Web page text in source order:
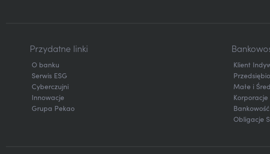
Przydatne linki
O banku
Serwis ESG
Cyberczujni
Innowacje
Grupa Pekao
Klient
Małe i
Korporacje
Obligacje